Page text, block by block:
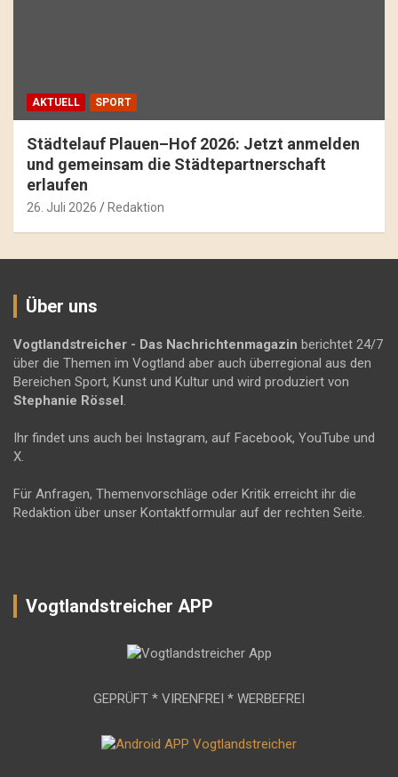
AKTUELL SPORT
Städtelauf Plauen–Hof 2026: Jetzt anmelden
und gemeinsam die Städtepartnerschaft
erlaufen
26. Juli 2026 Redaktion
Über uns
Vogtlandstreicher - Das Nachrichtenmagazin berichtet 24/7
über die Themen im Vogtland aber auch überregional aus den
Bereichen Sport, Kunst und Kultur und wird produziert von
Stephanie Rössel.
Ihr findet uns auch bei Instagram, auf Facebook, YouTube und
X.
Für Anfragen, Themenvorschläge oder Kritik erreicht ihr die
Redaktion über unser Kontaktformular auf der rechten Seite.
Vogtlandstreicher APP
GEPRÜFT * VIRENFREI * WERBEFREI